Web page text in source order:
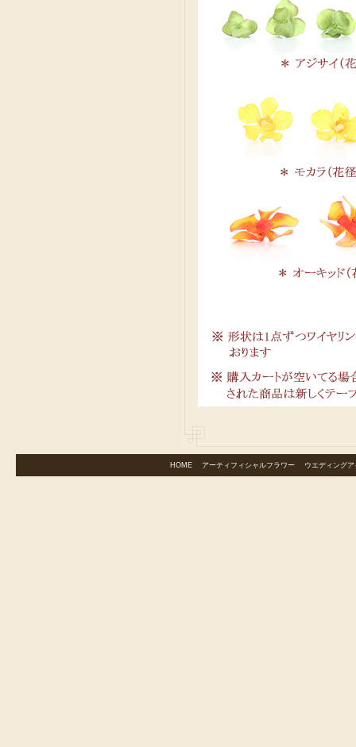
HOME｜ アーティフィシャルフラワー｜ ウエディングア